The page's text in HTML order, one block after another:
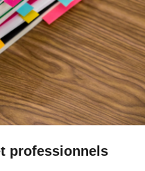
professionnels